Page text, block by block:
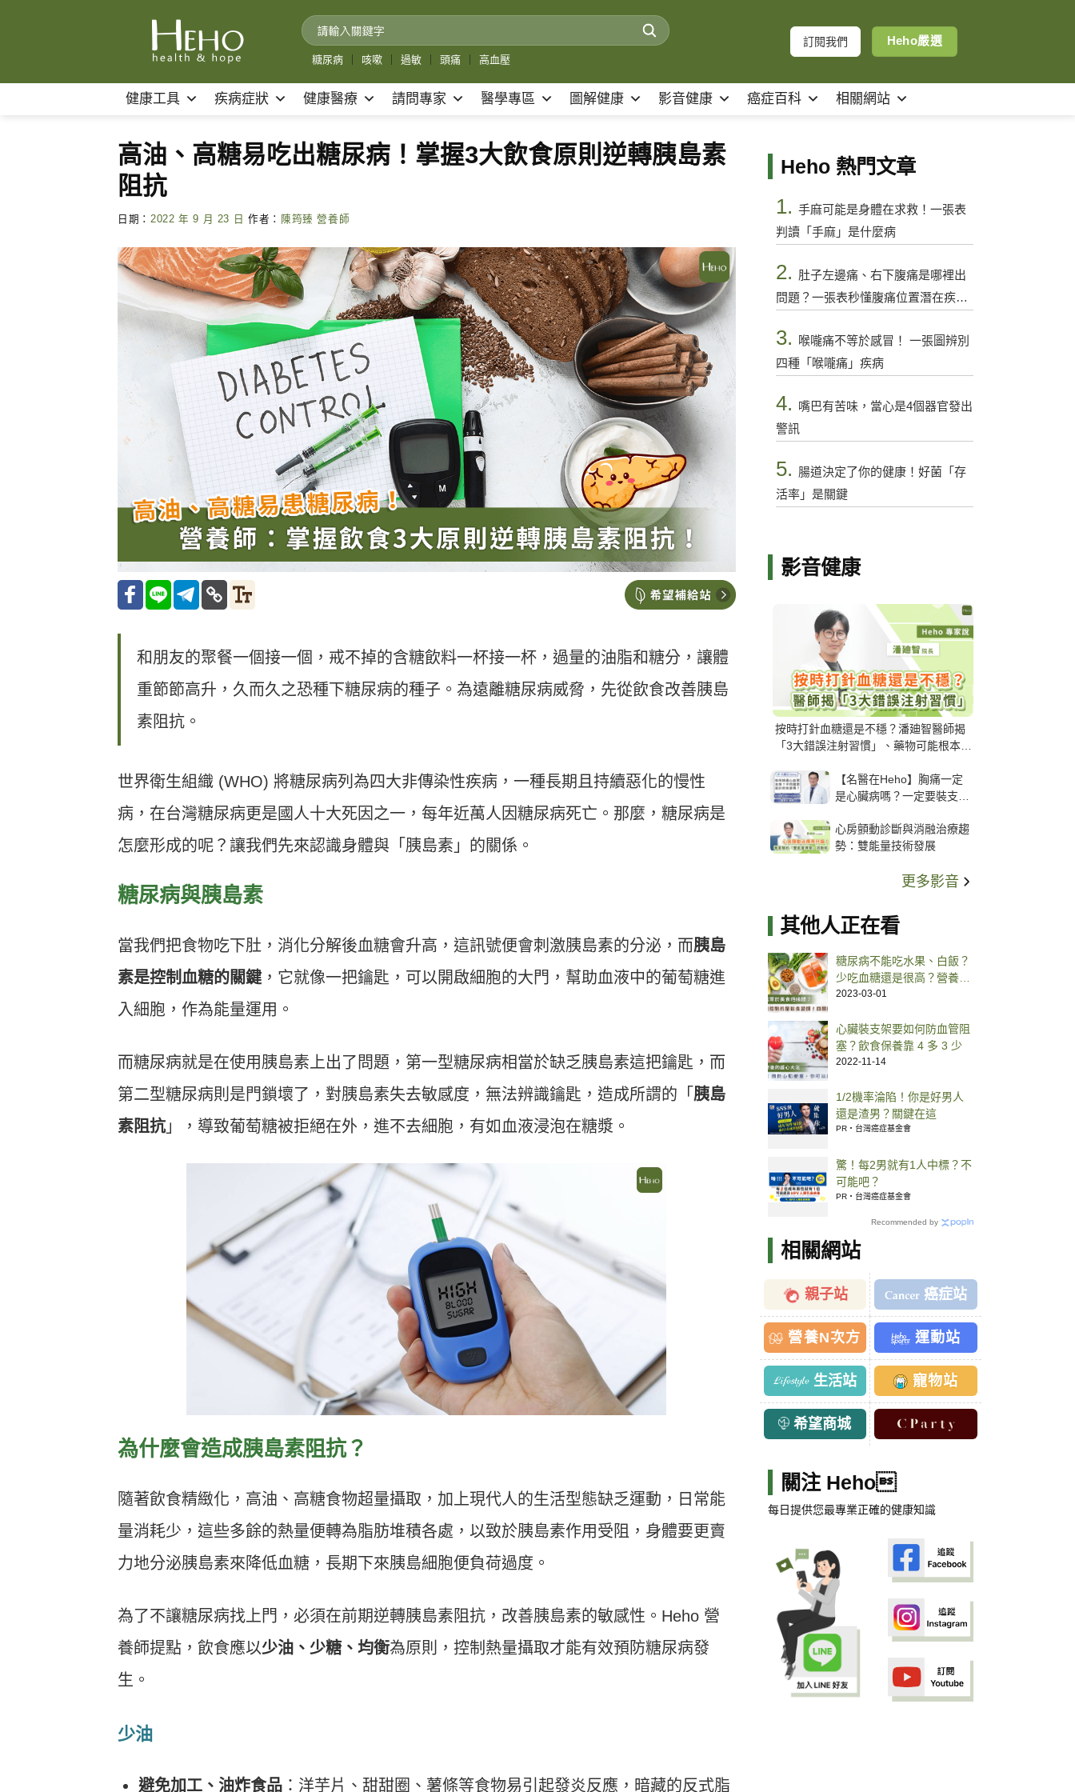
糖尿病 咳嗽 過敏 頭痛 高血壓
訂閱我們 Heho嚴選
健康工具 疾病症狀 健康醫療 請問專家 醫學專區 圖解健康 影音健康 癌症百科 相關網站
高油、高糖易吃出糖尿病！掌握3大飲食原則逆轉胰島素
阻抗
日期： 2022 年 9 月 23 日 作者： 陳筠臻 營養師
和朋友的聚餐一個接一個，戒不掉的含糖飲料一杯接一杯，過量的油脂和糖分，讓體
重節節高升，久而久之恐種下糖尿病的種子。為遠離糖尿病威脅，先從飲食改善胰島
素阻抗。
世界衛生組織 (WHO) 將糖尿病列為四大非傳染性疾病，一種長期且持續惡化的慢性
病，在台灣糖尿病更是國人十大死因之一，每年近萬人因糖尿病死亡。那麼，糖尿病是
怎麼形成的呢？讓我們先來認識身體與「胰島素」的關係。
糖尿病與胰島素
當我們把食物吃下肚，消化分解後血糖會升高，這訊號便會刺激胰島素的分泌，而胰島
素是控制血糖的關鍵 ，它就像一把鑰匙，可以開啟細胞的大門，幫助血液中的葡萄糖進
入細胞，作為能量運用。
而糖尿病就是在使用胰島素上出了問題，第一型糖尿病相當於缺乏胰島素這把鑰匙，而
第二型糖尿病則是門鎖壞了，對胰島素失去敏感度，無法辨識鑰匙，造成所謂的「 胰島
素阻抗 」，導致葡萄糖被拒絕在外，進不去細胞，有如血液浸泡在糖漿。
為什麼會造成胰島素阻抗？
隨著飲食精緻化，高油、高糖食物超量攝取，加上現代人的生活型態缺乏運動，日常能
量消耗少，這些多餘的熱量便轉為脂肪堆積各處，以致於胰島素作用受阻，身體要更賣
力地分泌胰島素來降低血糖，長期下來胰島細胞便負荷過度。
為了不讓糖尿病找上門，必須在前期逆轉胰島素阻抗，改善胰島素的敏感性。Heho 營
養師提點，飲食應以少油、少糖、均衡為原則，控制熱量攝取才能有效預防糖尿病發
生。
少油
避免加工、油炸食品 ：洋芋片、甜甜圈、薯條等食物易引起發炎反應，暗藏的反式脂
Heho 熱門文章
1. 手麻可能是身體在求救！一張表
判讀「手麻」是什麼病
2. 肚子左邊痛、右下腹痛是哪裡出
問題？一張表秒懂腹痛位置潛在疾病
3.
喉嚨痛不等於感冒！ 一張圖辨別
四種「喉嚨痛」疾病
4. 嘴巴有苦味，當心是4個器官發出
警訊
5. 腸道決定了你的健康！好菌「存
活率」是關鍵
影音健康
按時打針血糖還是不穩？潘廸智醫師揭
「3大錯誤注射習慣」、藥物可能根本沒
【名醫在Heho】胸痛一定
是心臟病嗎？一定要裝支
解析支架種類、風險與選擇
關鍵
心房顫動診斷與消融治療趨
勢：雙能量技術發展
更多影音
其他人正在看
糖尿病不能吃水果、白飯？
少吃血糖還是很高？營養
師：控制血糖靠 4 關鍵
2023-03-01
心臟裝支架要如何防血管阻
塞？飲食保養靠 4 多 3 少
2022-11-14
1/2機率淪陷！你是好男人
還是渣男？關鍵在這
PR・台灣癌症基金會
驚！每2男就有1人中標？不
可能吧？
PR・台灣癌症基金會
Recommended by
相關網站
親子站 癌症站
營養N次方 運動站
生活站 寵物站
希望商城
關注 Heho
每日提供您最專業正確的健康知識